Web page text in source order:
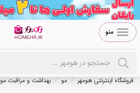
منو
فروشگاه اینترنتی هومهر / مو / بهداشت و مراقبت مو